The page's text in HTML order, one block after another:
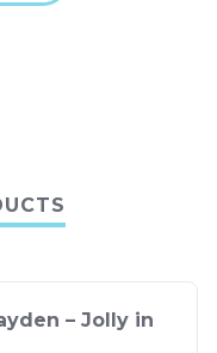
– Jolly in